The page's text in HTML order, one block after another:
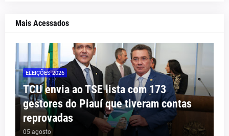
Mais Acessados
ELEIÇÕES 2026
TCU envia ao TSE lista com 173
gestores do Piauí que tiveram contas
reprovadas
05 agosto